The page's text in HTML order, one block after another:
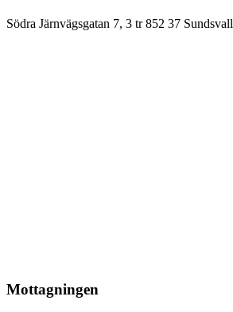
Södra Järnvägsgatan 7, 3 tr 852 37 Sundsvall
Mottagningen